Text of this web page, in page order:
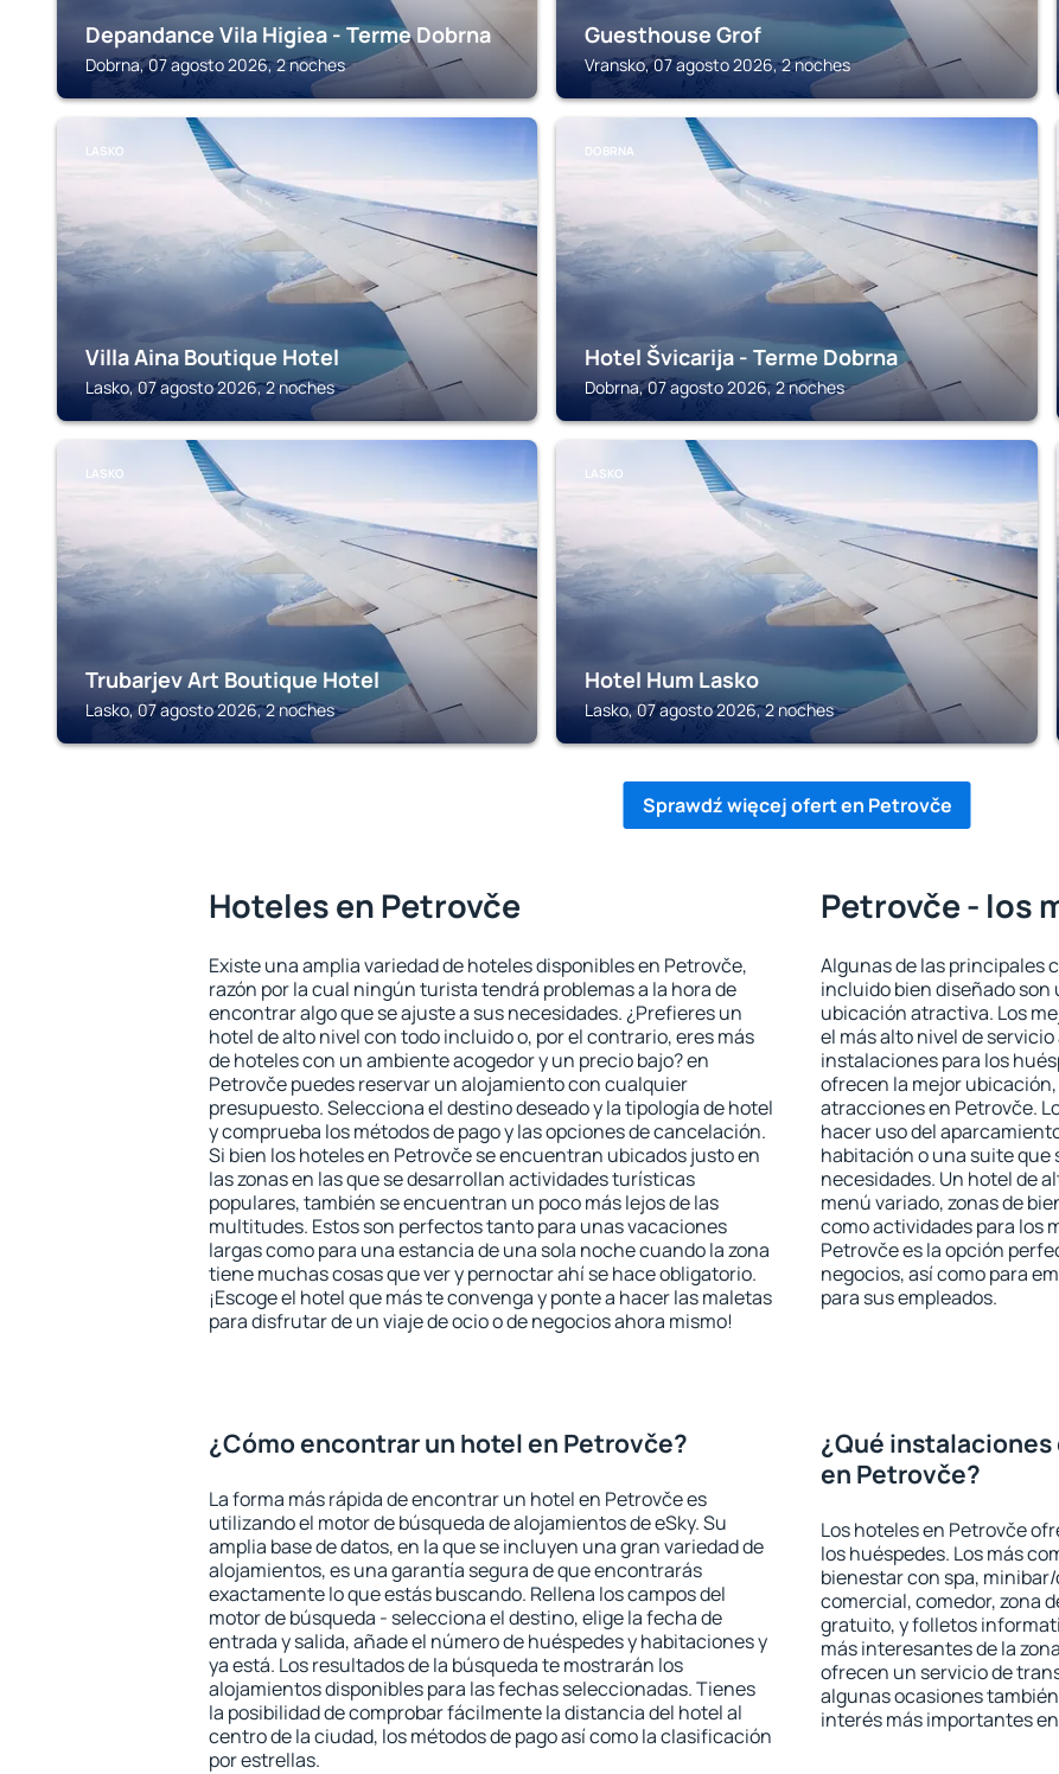
Depandance Vila Higiea - Terme Dobrna
Dobrna, 07 agosto 2026, 2 noches
Guesthouse Grof
Vransko, 07 agosto 2026, 2 noches
LASKO
Villa Aina Boutique Hotel
Lasko, 07 agosto 2026, 2 noches
DOBRNA
Hotel Švicarija - Terme Dobrna
Dobrna, 07 agosto 2026, 2 noches
LASKO
Trubarjev Art Boutique Hotel
Lasko, 07 agosto 2026, 2 noches
LASKO
Hotel Hum Lasko
Lasko, 07 agosto 2026, 2 noches
Sprawdź więcej ofert en Petrovče
Hoteles en Petrovče
Existe una amplia variedad de hoteles disponibles en Petrovče,
razón por la cual ningún turista tendrá problemas a la hora de
encontrar algo que se ajuste a sus necesidades. ¿Prefieres un
hotel de alto nivel con todo incluido o, por el contrario, eres más
de hoteles con un ambiente acogedor y un precio bajo? en
Petrovče puedes reservar un alojamiento con cualquier
presupuesto. Selecciona el destino deseado y la tipología de hotel
y comprueba los métodos de pago y las opciones de cancelación.
Si bien los hoteles en Petrovče se encuentran ubicados justo en
las zonas en las que se desarrollan actividades turísticas
populares, también se encuentran un poco más lejos de las
multitudes. Estos son perfectos tanto para unas vacaciones
largas como para una estancia de una sola noche cuando la zona
tiene muchas cosas que ver y pernoctar ahí se hace obligatorio.
¡Escoge el hotel que más te convenga y ponte a hacer las maletas
para disfrutar de un viaje de ocio o de negocios ahora mismo!
Petrovče - los
Algunas de las principales
incluido bien diseñado son
ubicación atractiva. Los
el más alto nivel de
instalaciones para los
ofrecen la mejor
atracciones en Petrovče.
hacer uso del
habitación o una suite
necesidades. Un hotel de
menú variado, zonas de
como actividades para los
Petrovče es la opción
negocios, así como para
para sus empleados.
¿Cómo encontrar un hotel en Petrovče?
La forma más rápida de encontrar un hotel en Petrovče es
utilizando el motor de búsqueda de alojamientos de eSky. Su
amplia base de datos, en la que se incluyen una gran variedad de
alojamientos, es una garantía segura de que encontrarás
exactamente lo que estás buscando. Rellena los campos del
motor de búsqueda - selecciona el destino, elige la fecha de
entrada y salida, añade el número de huéspedes y habitaciones y
ya está. Los resultados de la búsqueda te mostrarán los
alojamientos disponibles para las fechas seleccionadas. Tienes
la posibilidad de comprobar fácilmente la distancia del hotel al
centro de la ciudad, los métodos de pago así como la clasificación
por estrellas.
¿Qué
en Petrovče?
Los hoteles en Petrovče
los huéspedes. Los más
bienestar con spa,
comercial, comedor, zona
gratuito, y folletos
más interesantes de la
ofrecen un servicio de
algunas ocasiones
interés más importantes